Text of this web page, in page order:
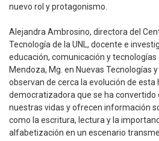
nuevo rol y protagonismo.
Alejandra Ambrosino, directora del
Tecnología de la UNL, docente e
educación, comunicación y tecnologías
Mendoza, Mg. en Nuevas Tecnologías
observan de cerca la evolución de esta
democratizadora que se ha convertido
nuestras vidas y ofrecen información
como la escritura, lectura y la
alfabetización en un escenario